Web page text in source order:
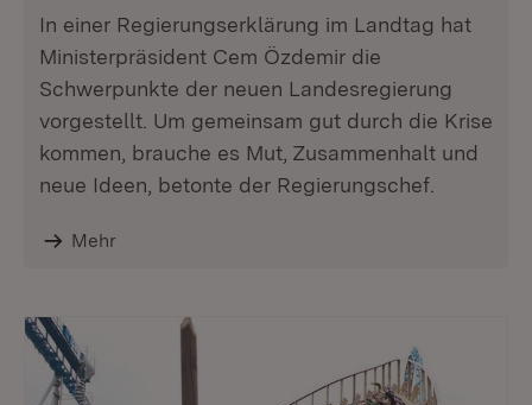
In einer Regierungserklärung im Landtag hat
Ministerpräsident Cem Özdemir die
Schwerpunkte der neuen Landesregierung
vorgestellt. Um gemeinsam gut durch die Krise
kommen, brauche es Mut, Zusammenhalt und
neue Ideen, betonte der Regierungschef.
Mehr